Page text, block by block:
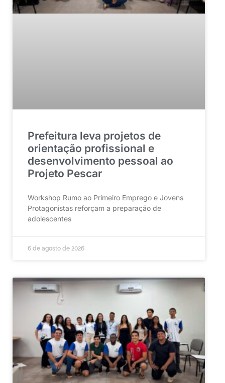
Prefeitura leva projetos de
orientação profissional e
desenvolvimento pessoal ao
Projeto Pescar
Workshop Rumo ao Primeiro Emprego e Jovens
Protagonistas reforçam a preparação de
adolescentes
6 de agosto de 2026